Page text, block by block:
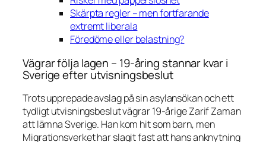
Skärpta regler – men fortfarande
extremt liberala
Föredöme eller belastning?
Vägrar följa lagen – 19-åring stannar kvar i
Sverige efter utvisningsbeslut
Trots upprepade avslag på sin asylansökan och ett
tydligt utvisningsbeslut vägrar 19-årige Zarif Zaman
att lämna Sverige. Han kom hit som barn, men
Migrationsverket har slagit fast att hans anknytning